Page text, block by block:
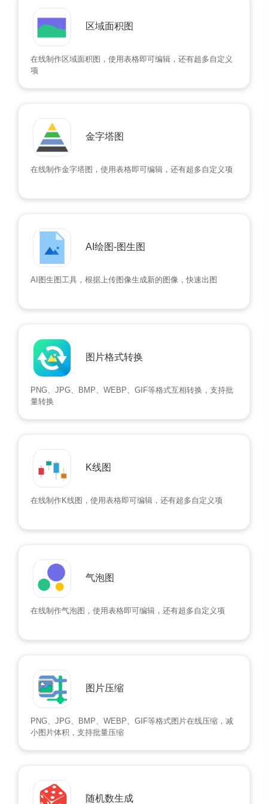
区域面积图
在线制作区域面积图，使用表格即可编辑，还有超多自定义
项
金字塔图
在线制作金字塔图，使用表格即可编辑，还有超多自定义项
AI绘图-图生图
AI图生图工具，根据上传图像生成新的图像，快速出图
图片格式转换
PNG、JPG、BMP、WEBP、GIF等格式互相转换，支持批
量转换
K线图
在线制作K线图，使用表格即可编辑，还有超多自定义项
气泡图
在线制作气泡图，使用表格即可编辑，还有超多自定义项
图片压缩
PNG、JPG、BMP、WEBP、GIF等格式图片在线压缩，减
小图片体积，支持批量压缩
随机数生成